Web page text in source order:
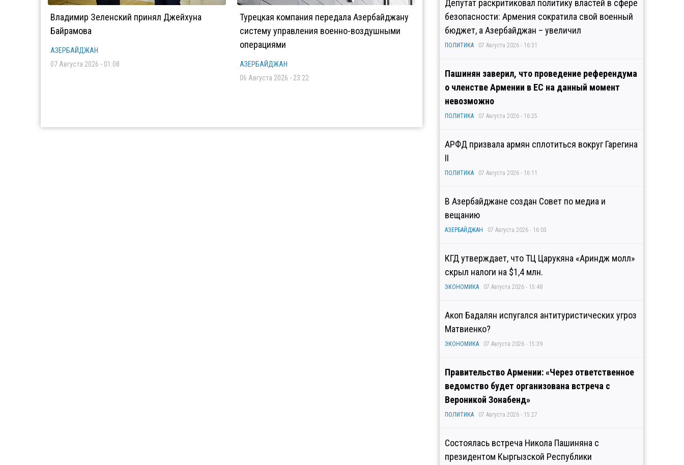
Владимир Зеленский принял Джейхуна
Байрамова
АЗЕРБАЙДЖАН
07 Августа 2026 - 01:08
Турецкая компания передала Азербайджану
систему управления военно-воздушными
операциями
АЗЕРБАЙДЖАН
06 Августа 2026 - 23:22
Депутат раскритиковал политику властей в сфере
безопасности: Армения сократила свой военный
бюджет, а Азербайджан – увеличил
ПОЛИТИКА 07 Августа 2026 - 16:31
Пашинян заверил, что проведение референдума
о членстве Армении в ЕС на данный момент
невозможно
ПОЛИТИКА 07 Августа 2026 - 16:25
АРФД призвала армян сплотиться вокруг Гарегина
II
ПОЛИТИКА 07 Августа 2026 - 16:11
В Азербайджане создан Совет по медиа и
вещанию
АЗЕРБАЙДЖАН 07 Августа 2026 - 16:03
КГД утверждает, что ТЦ Царукяна «Ариндж молл»
скрыл налоги на $1,4 млн.
ЭКОНОМИКА 07 Августа 2026 - 15:48
Акоп Бадалян испугался антитуристических угроз
Матвиенко?
ЭКОНОМИКА 07 Августа 2026 - 15:39
Правительство Армении: «Через ответственное
ведомство будет организована встреча с
Вероникой Зонабенд»
ПОЛИТИКА 07 Августа 2026 - 15:27
Состоялась встреча Никола Пашиняна с
президентом Кыргызской Республики